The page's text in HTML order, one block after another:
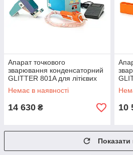
Апарат точкового
зварювання конденсаторний
GLITTER 801A для літієвих
батарей (нікель) з
фіксованою головкою
Немає в наявності
14 630 ₴ 10